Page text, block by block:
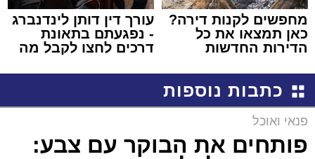
מחפשים לקנות דירה?
כאן תמצאו את כל
הדירות החדשות
עורך דין דותן לינדנברג
- נפגעתם בתאונת
דרכים לחצו לקבל מה
כתבות נוספות
פנאי ואוכל
פותחים את הבוקר עם צבע: